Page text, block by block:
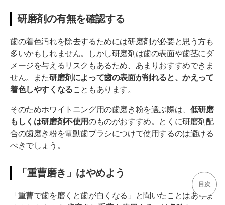
研磨剤の有無を確認する
歯の着色汚れを除去するためには研磨剤が必要と思う方も
多いかもしれません。しかし研磨剤は歯の表面や歯茎にダ
メージを与えるリスクもあるため、あまりおすすめできま
せん。また研磨剤によって歯の表面が削れると、かえって
着色しやすくなることもあります。
そのためホワイトニング用の歯磨き粉を選ぶ際は、 低研磨
もしくは研磨剤不使用のものがおすすめ。とくに研磨剤配
合の歯磨き粉を電動歯ブラシにつけて使用するのは避ける
べきでしょう。
「重曹磨き」はやめよう
「重曹で歯を磨くと歯が白くなる」と聞いたことはありま
目次